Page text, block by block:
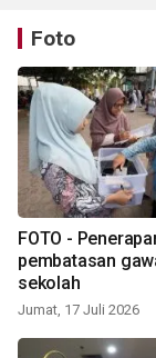
Foto
FOTO -
pembatasan
sekolah
Jumat, 17 Juli 2026